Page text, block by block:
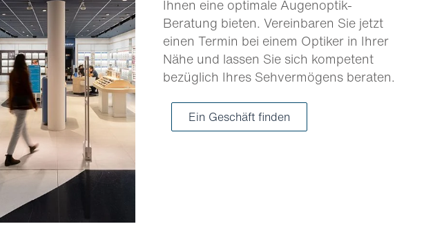
Ihnen eine optimale Augenoptik-
Beratung bieten. Vereinbaren Sie jetzt
einen Termin bei einem Optiker in Ihrer
Nähe und lassen Sie sich kompetent
bezüglich Ihres Sehvermögens beraten.
Ein Geschäft finden